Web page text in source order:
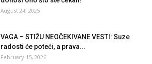
August 24, 2025
VAGA – STIŽU NEOČEKIVANE VESTI: Suze
radosti će poteći, a prava...
February 15, 2026